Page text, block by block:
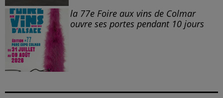
la 77e Foire aux vins de Colmar
ouvre ses portes pendant 10 jours